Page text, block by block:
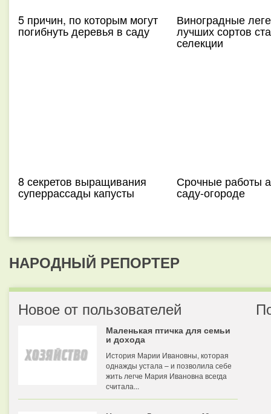
5 причин, по которым могут
погибнуть деревья в саду
Виноградные
лучших сортов
селекции
8 секретов выращивания
суперрассады капусты
Срочные работы
саду-огороде
НАРОДНЫЙ РЕПОРТЕР
Новое от пользователей
Маленькая птичка для семьи
и дохода
История Марии Ивановны, которая
однажды устала – и позволила себе
жить легче Мария Ивановна всегда
считала...